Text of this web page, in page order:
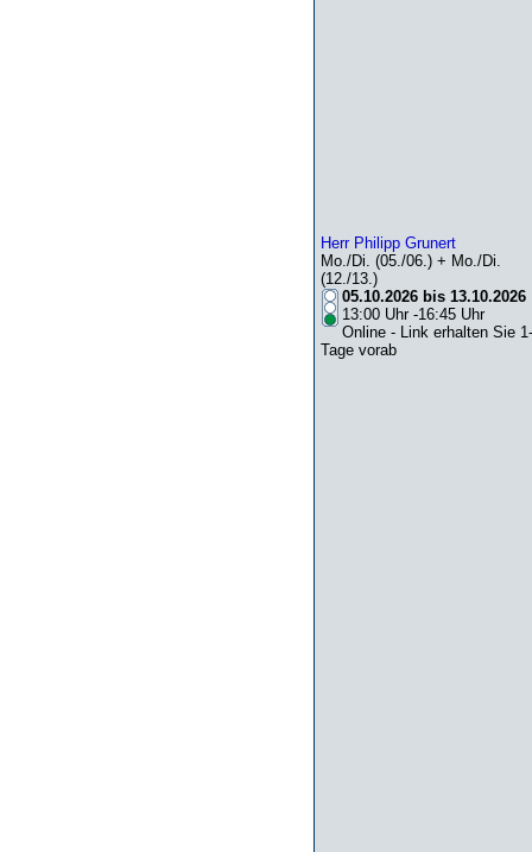
Herr Philipp Grunert
Mo./Di. (05./06.) + Mo./Di.
(12./13.)
05.10.2026 bis 13.10.2026
13:00 Uhr -16:45 Uhr
Online - Link erhalten Sie
Tage vorab